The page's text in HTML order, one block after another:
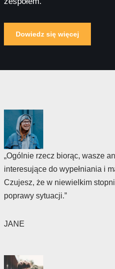
Dowiedz się więcej
„Ogólnie rzecz biorąc, wasze
interesujące do wypełniania i
Czujesz, że w niewielkim
poprawy sytuacji.”
JANE